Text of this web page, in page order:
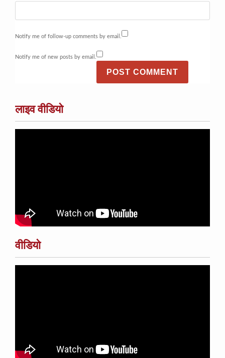
Notify me of follow-up comments by email.
Notify me of new posts by email.
लाइव वीडियो
वीडियो